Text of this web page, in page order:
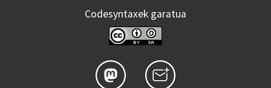
Codesyntaxek garatua